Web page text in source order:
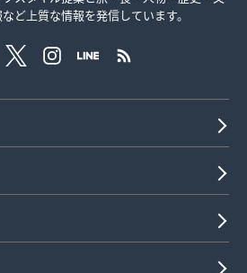
ど上質な情報を発信しています。